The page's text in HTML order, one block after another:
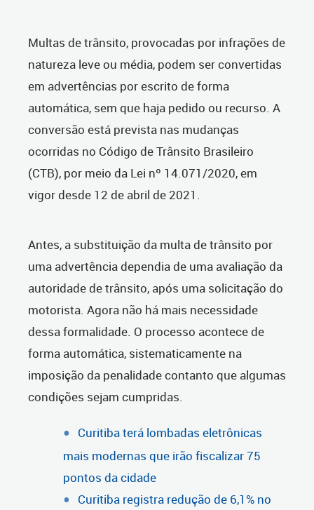
Multas de trânsito, provocadas por infrações de
natureza leve ou média, podem ser convertidas
em advertências por escrito de forma
automática, sem que haja pedido ou recurso. A
conversão está prevista nas mudanças
ocorridas no Código de Trânsito Brasileiro
(CTB), por meio da Lei nº 14.071/2020, em
vigor desde 12 de abril de 2021.
Antes, a substituição da multa de trânsito por
uma advertência dependia de uma avaliação da
autoridade de trânsito, após uma solicitação do
motorista. Agora não há mais necessidade
dessa formalidade. O processo acontece de
forma automática, sistematicamente na
imposição da penalidade contanto que algumas
condições sejam cumpridas.
Curitiba terá lombadas eletrônicas
mais modernas que irão fiscalizar 75
pontos da cidade
Curitiba registra redução de 6,1% no